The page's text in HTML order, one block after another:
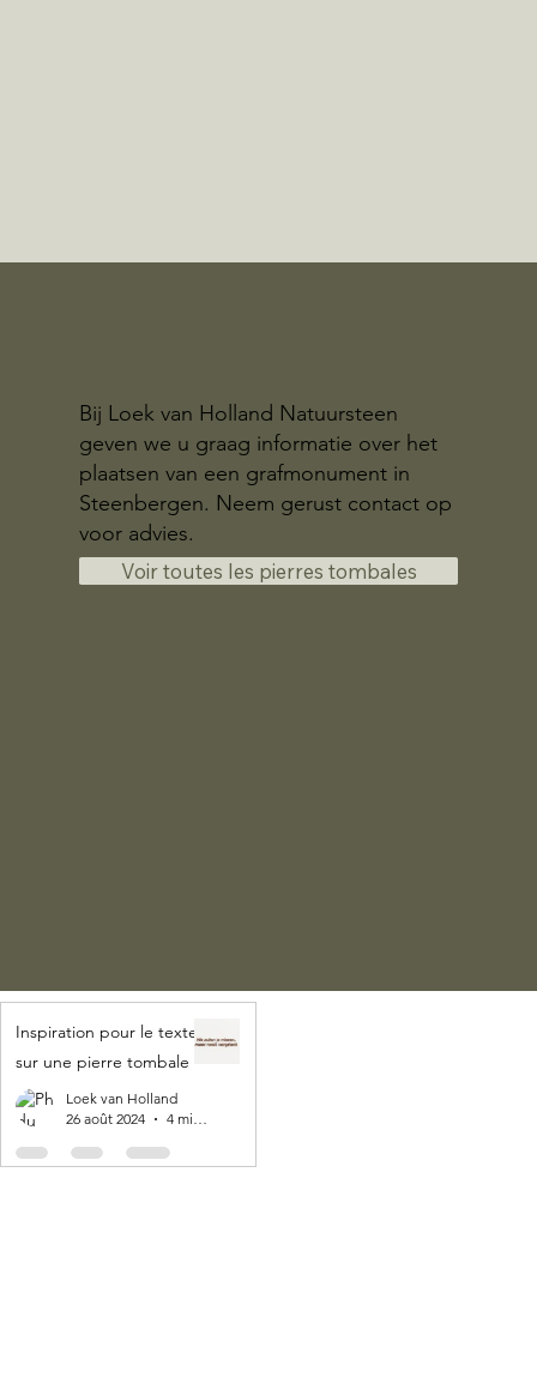
Bij Loek van Holland Natuursteen
geven we u graag informatie over het
plaatsen van een grafmonument in
Steenbergen. Neem gerust contact op
voor advies.
Voir toutes les pierres tombales
Inspiration pour le texte
sur une pierre tombale
Loek van Holland
26 août 2024
4 min de lecture